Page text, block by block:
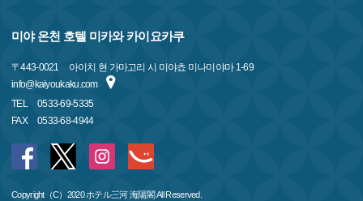
미야 온천 호텔 미카와 카이요카쿠
〒443-0021
아이치 현 가마고리 시 미야쵸 미나미야마 1-69
info@kaiyoukaku.com
TEL
0533-69-5335
FAX
0533-68-4944
Copyright（C）2020 ホテル三河 海陽閣 All Reserved.